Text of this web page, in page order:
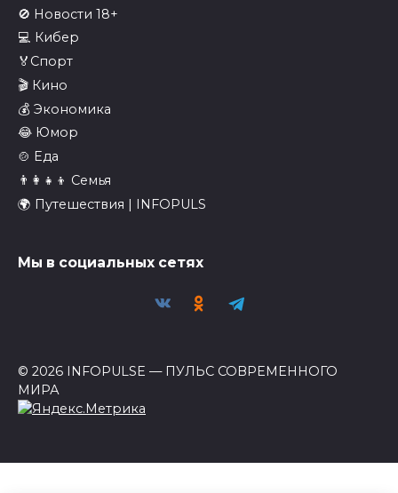
🚫 Новости 18+
💻 Кибер
🏅Спорт
🎬 Кино
💰 Экономика
😂 Юмор
🍲 Еда
👨‍👩‍👧‍👦 Семья
🌍 Путешествия | INFOPULS
Мы в социальных сетях
© 2026 INFOPULSE — ПУЛЬС СОВРЕМЕННОГО
МИРА